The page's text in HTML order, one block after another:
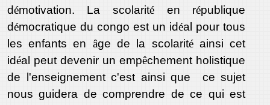
démotivation. La scolarité en république
démocratique du congo est un idéal pour tous
les enfants en âge de la scolaritéainsi cet
idéal peut devenir un empêchement holistique
de l'enseignement c'est ainsi que
ce sujet
nous guidera de comprendre de ce qui est